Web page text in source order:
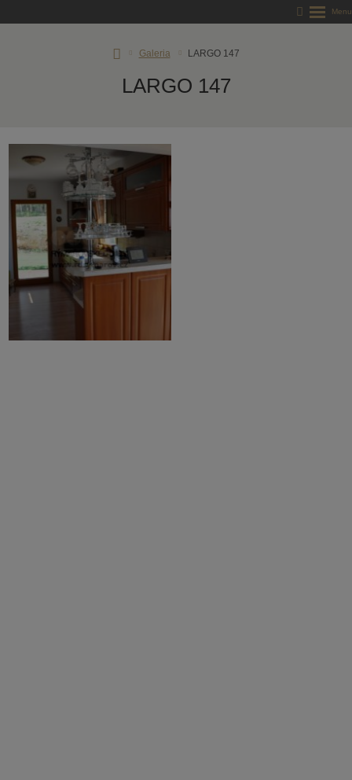
Galeria LARGO 147
LARGO 147